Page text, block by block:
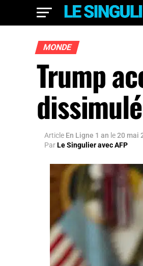
MONDE
Trump
Article En Ligne 1 an le20 mai
ParLe Singulier avec AFP